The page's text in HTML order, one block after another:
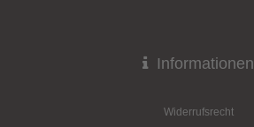
Informationen
Widerrufsrecht